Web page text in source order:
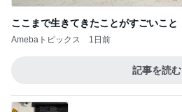
ここまで生きてきたことがすごいこと
Amebaトピックス 1日前
記事を読む